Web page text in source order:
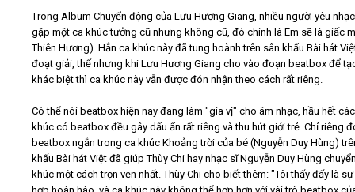
Trong Album Chuyển động của Lưu Hương Giang, nhiều người yêu
gặp một ca khúc tưởng cũ nhưng không cũ, đó chính là Em sẽ là giấc
Thiên Hương). Hẳn ca khúc này đã tung hoành trên sân khấu Bài hát
đoạt giải, thế nhưng khi Lưu Hương Giang cho vào đoạn beatbox để
khác biệt thì ca khúc này vẫn được đón nhận theo cách rất riêng.
Có thể nói beatbox hiện nay đang làm "gia vị" cho âm nhạc, hầu hết
khúc có beatbox đều gây dấu ấn rất riêng và thu hút giới trẻ. Chỉ riêng
beatbox ngắn trong ca khúc Khoảng trời của bé (Nguyễn Duy Hùng)
khấu Bài hát Việt đã giúp Thùy Chi hay nhạc sĩ Nguyễn Duy Hùng
khúc một cách trọn vẹn nhất. Thùy Chi cho biết thêm: "Tôi thấy đấy là